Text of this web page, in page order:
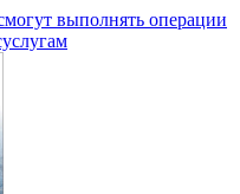
выполнять операции